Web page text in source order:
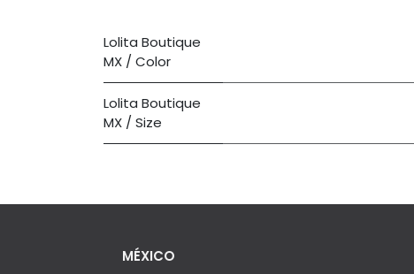
Lolita Boutique
MX / Color
Lolita Boutique
MX / Size
MÉXICO